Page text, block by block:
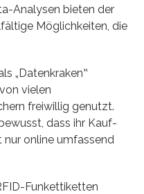
Analysen bieten der
Möglichkeiten, die
„Datenkraken‟
vielen
freiwillig genutzt.
dass ihr Kauf-
nur online umfassend
Funkettiketten